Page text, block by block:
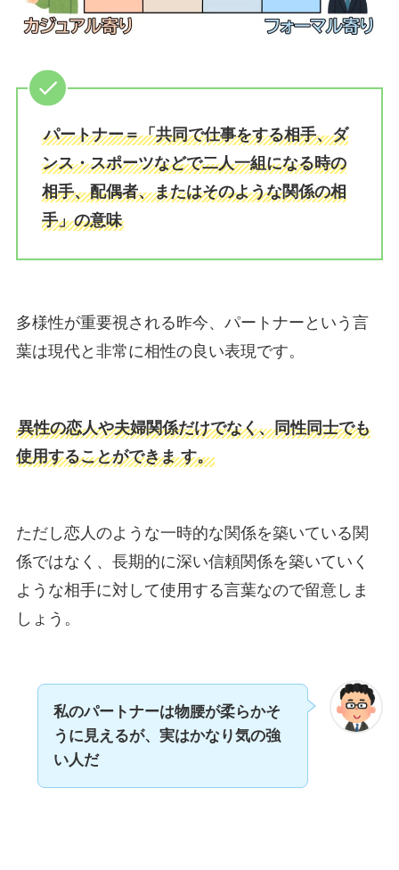
パートナー＝「共同で仕事をする相手、ダ
ンス・スポーツなどで二人一組になる時の
相手、配偶者、またはそのような関係の相
手」の意味
多様性が重要視される昨今、パートナーという言
葉は現代と非常に相性の良い表現です。
異性の恋人や夫婦関係だけでなく、同性同士でも
使用することができま す。
ただし恋人のような一時的な関係を築いている関
係ではなく、長期的に深い信頼関係を築いていく
ような相手に対して使用する言葉なので留意しま
しょう。
私のパートナーは物腰が柔らかそ
うに見えるが、実はかなり気の強
い人だ